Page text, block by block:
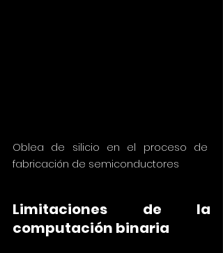
Oblea de silicio en el proceso de
fabricación de semiconductores
Limitaciones de la
computación binaria